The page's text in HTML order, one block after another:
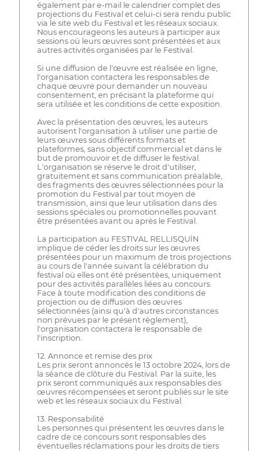
également par e-mail le calendrier complet des
projections du Festival et celui-ci sera rendu public
via le site web du Festival et les réseaux sociaux.
Nous encourageons les auteurs à participer aux
sessions où leurs œuvres sont présentées et aux
autres activités organisées par le Festival.
Si une diffusion de l'œuvre est réalisée en ligne,
l'organisation contactera les responsables de
chaque œuvre pour demander un nouveau
consentement, en précisant la plateforme qui
sera utilisée et les conditions de cette exposition.
Avec la présentation des œuvres, les auteurs
autorisent l'organisation à utiliser une partie de
leurs œuvres sous différents formats et
plateformes, sans objectif commercial et dans le
but de promouvoir et de diffuser le festival.
L'organisation se réserve le droit d'utiliser,
gratuitement et sans communication préalable,
des fragments des œuvres sélectionnées pour la
promotion du Festival par tout moyen de
transmission, ainsi que leur utilisation dans des
sessions spéciales ou promotionnelles pouvant
être présentées avant ou après le Festival.
La participation au FESTIVAL RELLISQUÍN
implique de céder les droits sur les œuvres
présentées pour un maximum de trois projections
au cours de l'année suivant la célébration du
festival où elles ont été présentées, uniquement
pour des activités parallèles liées au concours.
Face à toute modification des conditions de
projection ou de diffusion des œuvres
sélectionnées (ainsi qu'à d'autres circonstances
non prévues par le présent règlement),
l'organisation contactera le responsable de
l'inscription.
12. Annonce et remise des prix
Les prix seront annoncés le 13 octobre 2024, lors de
la séance de clôture du Festival. Par la suite, les
prix seront communiqués aux responsables des
œuvres récompensées et seront publiés sur le site
web et les réseaux sociaux du Festival.
13. Responsabilité
Les personnes qui présentent les œuvres dans le
cadre de ce concours sont responsables des
éventuelles réclamations pour les droits de tiers